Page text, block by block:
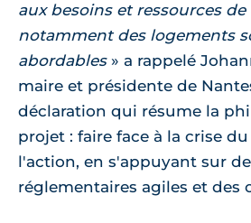
aux besoins et ressources
notamment des logements
abordables
a rappelé
maire et présidente de
déclaration qui résume la
projet : faire face à la crise
l'action, en s'appuyant sur
réglementaires agiles et des